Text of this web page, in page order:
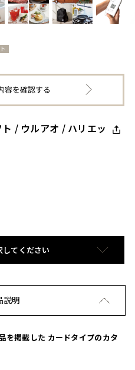
ト / ウルアオ / ハリエッ
してください
説明
を掲載した カードタイプのカタ